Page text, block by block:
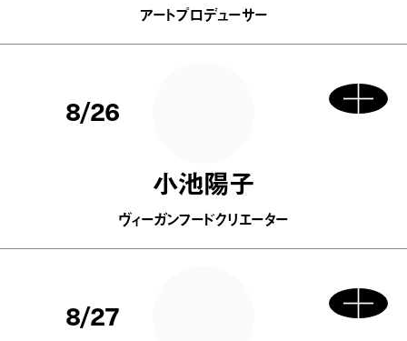
アートプロデューサー
8/26
小池陽子
ヴィーガンフードクリエーター
8/27